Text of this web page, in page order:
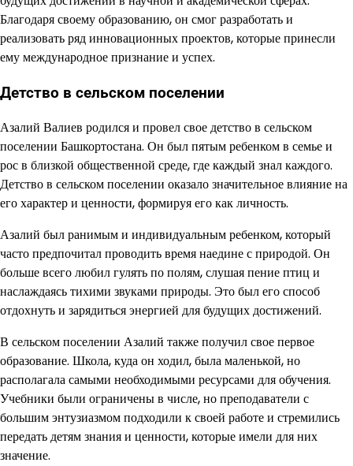
Благодаря своему образованию, он смог разработать и
реализовать ряд инновационных проектов, которые принесли
ему международное признание и успех.
Детство в сельском поселении
Азалий Валиев родился и провел свое детство в сельском
поселении Башкортостана. Он был пятым ребенком в семье и
рос в близкой общественной среде, где каждый знал каждого.
Детство в сельском поселении оказало значительное влияние на
его характер и ценности, формируя его как личность.
Азалий был ранимым и индивидуальным ребенком, который
часто предпочитал проводить время наедине с природой. Он
больше всего любил гулять по полям, слушая пение птиц и
наслаждаясь тихими звуками природы. Это был его способ
отдохнуть и зарядиться энергией для будущих достижений.
В сельском поселении Азалий также получил свое первое
образование. Школа, куда он ходил, была маленькой, но
располагала самыми необходимыми ресурсами для обучения.
Учебники были ограничены в числе, но преподаватели с
большим энтузиазмом подходили к своей работе и стремились
передать детям знания и ценности, которые имели для них
значение.